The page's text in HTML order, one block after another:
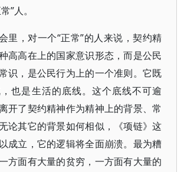
”人。
里，对一个“正常”的人来说，契约精
高高在上的国家意识形态，而是公民
识，是公民行为上的一个准则。它既
也是生活的底线。这个底线不可逾
开了契约精神作为精神上的背景、常
论其它的背景如何相似，《项链》这
成立，它的逻辑将全面崩溃。最为糟
方面有大量的贫穷，一方面有大量的